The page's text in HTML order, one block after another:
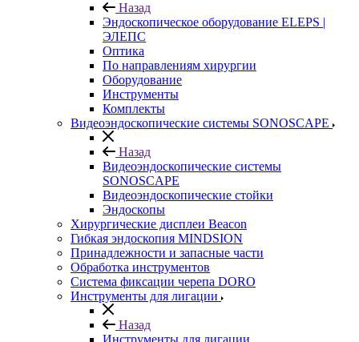
Назад
Эндоскопическое оборудование ELEPS |
ЭЛЕПС
Оптика
По направлениям хирургии
Оборудование
Инструменты
Комплекты
Видеоэндоскопические системы SONOSCAPE
Назад
Видеоэндоскопические системы
SONOSCAPE
Видеоэндоскопические стойки
Эндоскопы
Хирургические дисплеи Beacon
Гибкая эндоскопия MINDSION
Принадлежности и запасные части
Обработка инструментов
Система фиксации черепа DORO
Инструменты для лигации
Назад
Инструменты для лигации